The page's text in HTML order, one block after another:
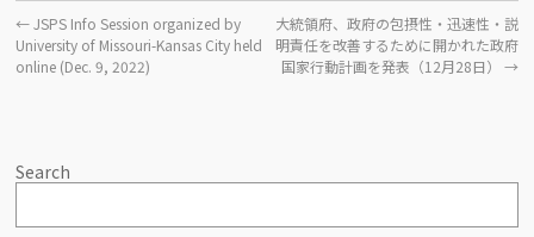
←JSPS Info Session organized by
University of Missouri-Kansas City held
online (Dec. 9, 2022)
大統領府、政府の包摂性・迅速性・説
明責任を改善するために開かれた政府
国家行動計画を発表（12月28日） →
Search